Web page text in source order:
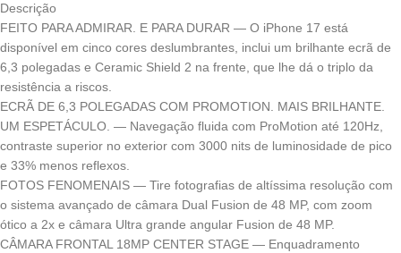
Descrição
FEITO PARA ADMIRAR. E PARA DURAR — O iPhone 17 está
disponível em cinco cores deslumbrantes, inclui um brilhante ecrã de
6,3 polegadas e Ceramic Shield 2 na frente, que lhe dá o triplo da
resistência a riscos.
ECRÃ DE 6,3 POLEGADAS COM PROMOTION. MAIS BRILHANTE.
UM ESPETÁCULO. — Navegação fluida com ProMotion até 120Hz,
contraste superior no exterior com 3000 nits de luminosidade de pico
e 33% menos reflexos.
FOTOS FENOMENAIS — Tire fotografias de altíssima resolução com
o sistema avançado de câmara Dual Fusion de 48 MP, com zoom
ótico a 2x e câmara Ultra grande angular Fusion de 48 MP.
CÂMARA FRONTAL 18MP CENTER STAGE — Enquadramento